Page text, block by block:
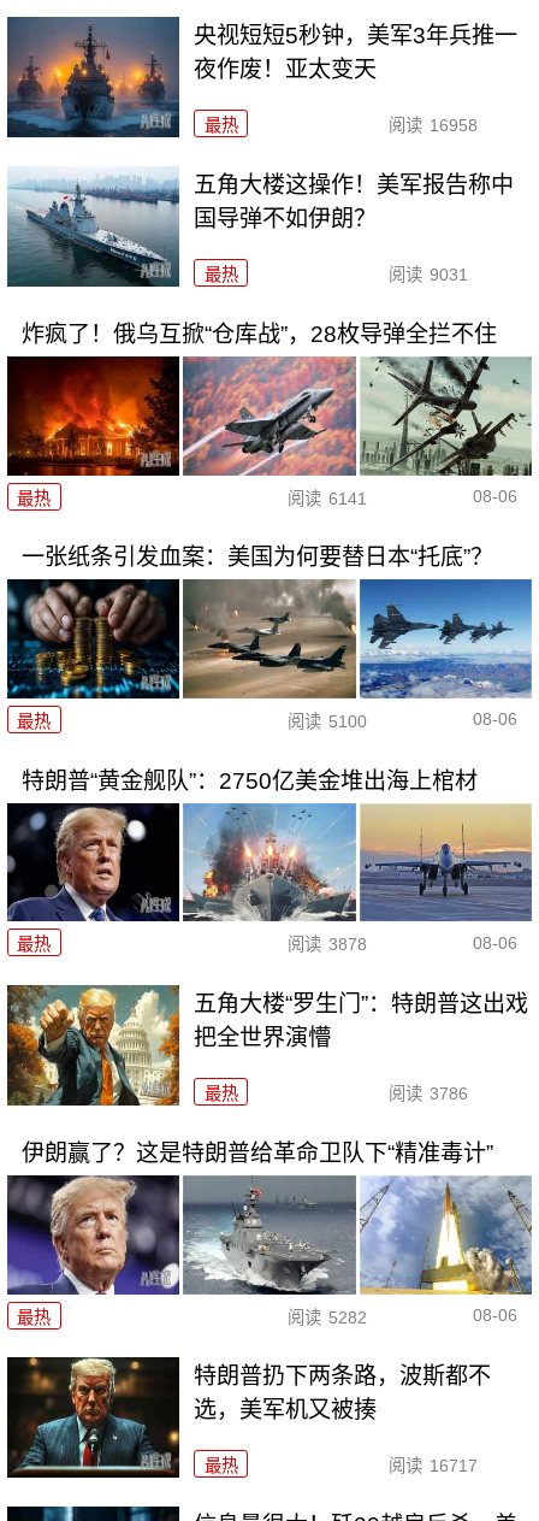
央视短短5秒钟，美军3年兵推一
夜作废！亚太变天
最热 阅读 16958
五角大楼这操作！美军报告称中
国导弹不如伊朗？
最热 阅读 9031
炸疯了！俄乌互掀“仓库战”，28枚导弹全拦不住
最热 阅读 6141 08-06
一张纸条引发血案：美国为何要替日本“托底”？
最热 阅读 5100 08-06
特朗普“黄金舰队”：2750亿美金堆出海上棺材
最热 阅读 3878 08-06
五角大楼“罗生门”：特朗普这出戏
把全世界演懵
最热 阅读 3786
伊朗赢了？这是特朗普给革命卫队下“精准毒计”
最热 阅读 5282 08-06
特朗普扔下两条路，波斯都不
选，美军机又被揍
最热 阅读 16717